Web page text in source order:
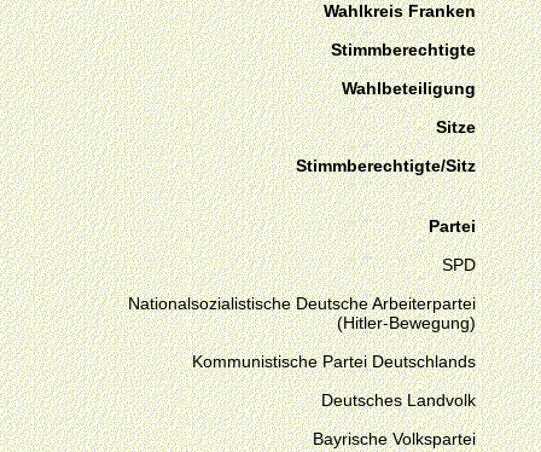
Wahlkreis Franken
Stimmberechtigte
Wahlbeteiligung
Sitze
Stimmberechtigte/Sitz
Partei
SPD
Nationalsozialistische Deutsche Arbeiterpartei
(Hitler-Bewegung)
Kommunistische Partei Deutschlands
Deutsches Landvolk
Bayrische Volkspartei